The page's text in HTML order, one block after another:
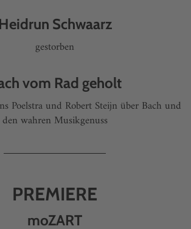
Heidrun Schwaarz
gestorben
vom Rad geholt
Poelstra und Robert Steijn über Bach und
den wahren Musikgenuss
PREMIERE
moZART